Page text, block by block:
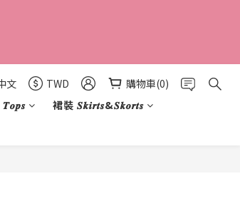
文 TWD
購物車(0)
裙裝 𝑺𝒌𝒊𝒓𝒕𝒔&𝑺𝒌𝒐𝒓𝒕𝒔